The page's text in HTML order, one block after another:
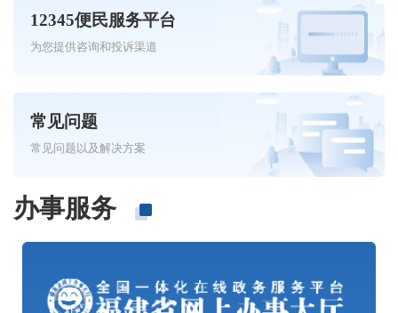
12345便民服务平台
为您提供咨询和投诉渠道
常见问题
常见问题以及解决方案
办事服务